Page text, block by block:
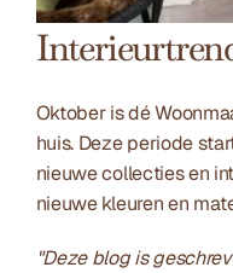
Oktober is dé
huis. Deze periode
nieuwe collecties en
nieuwe kleuren en
"Deze blog is